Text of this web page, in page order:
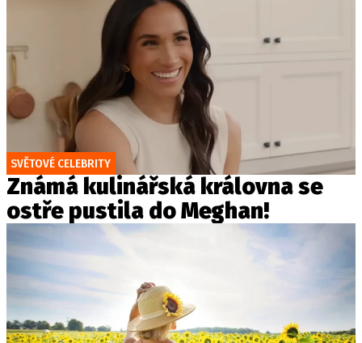
SVĚTOVÉ CELEBRITY
Známá kulinářská královna se
ostře pustila do Meghan!